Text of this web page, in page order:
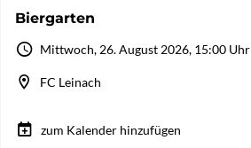
Biergarten
Mittwoch, 26. August 2026, 15:00 Uhr
FC Leinach
zum Kalender hinzufügen